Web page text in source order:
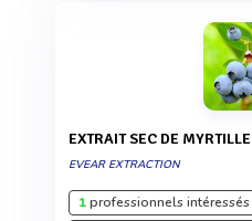
EXTRAIT SEC DE MYRTILLE
EVEAR EXTRACTION
1professionnels intéressés